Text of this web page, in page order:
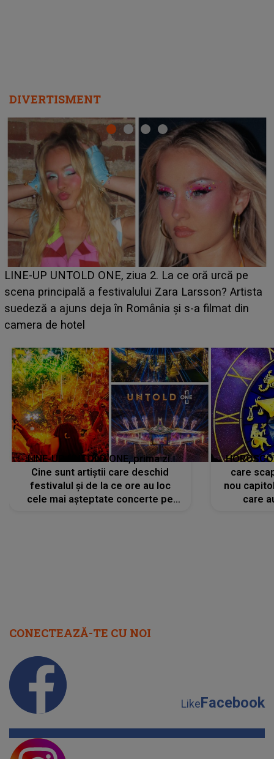
DIVERTISMENT
Ce a dezvăluit noua concurentă din "Casa Iubirii" l-a
luat prin surprindere pe Emanuel. CINE ESTE
BĂIATUL VIZAT de Alexandra?! Aflându-se în fața
faptului împlinit, A RECUNOSCUT IMEDIAT: "Am
LINE-UP UNTOLD ONE, prima zi.
Cine sunt artiștii care deschid
festivalul și de la ce ore au loc
cele mai așteptate concerte pe
care
nou
care
CONECTEAZĂ-TE CU NOI
LikeFacebook